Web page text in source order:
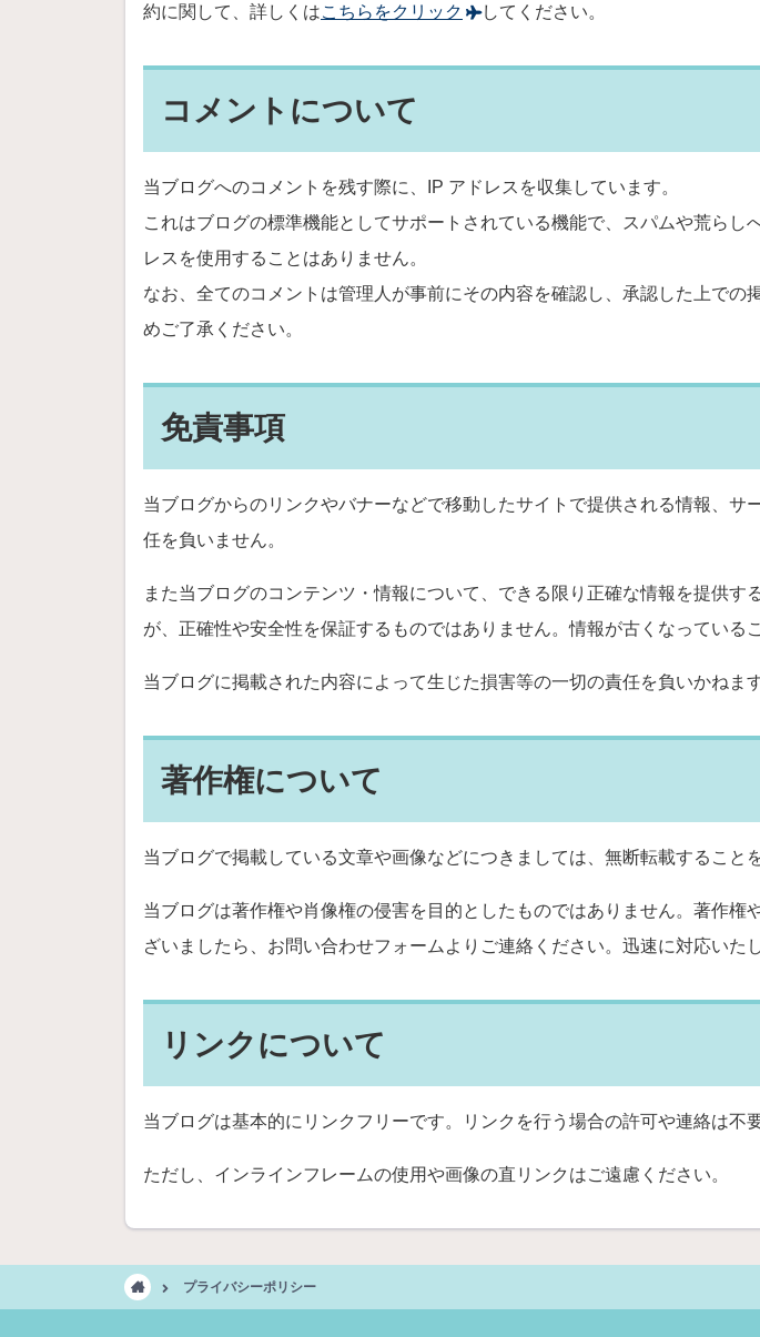
約に関して、詳しくはこちらをクリック してください。
コメントについて
当ブログへのコメントを残す際に、IP アドレスを収集しています。
これはブログの標準機能としてサポートされている機能で、スパムや荒らし
レスを使用することはありません。
なお、全てのコメントは管理人が事前にその内容を確認し、承認した上での
めご了承ください。
免責事項
当ブログからのリンクやバナーなどで移動したサイトで提供される情報、サ
任を負いません。
また当ブログのコンテンツ・情報について、できる限り正確な情報を提供す
が、正確性や安全性を保証するものではありません。情報が古くなっている
当ブログに掲載された内容によって生じた損害等の一切の責任を負いかねま
著作権について
当ブログで掲載している文章や画像などにつきましては、無断転載すること
当ブログは著作権や肖像権の侵害を目的としたものではありません。著作権
ざいましたら、お問い合わせフォームよりご連絡ください。迅速に対応いたし
リンクについて
当ブログは基本的にリンクフリーです。リンクを行う場合の許可や連絡は不要
ただし、インラインフレームの使用や画像の直リンクはご遠慮ください。
プライバシーポリシー